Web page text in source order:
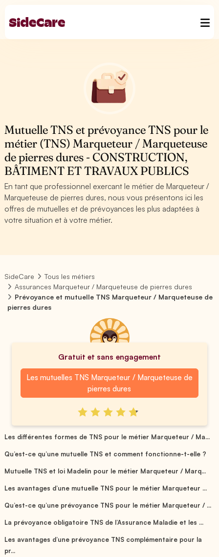
Mutuelle TNS et prévoyance TNS pour le
métier (TNS) Marqueteur / Marqueteuse
de pierres dures - CONSTRUCTION,
BÂTIMENT ET TRAVAUX PUBLICS
En tant que professionnel exercant le métier de Marqueteur /
Marqueteuse de pierres dures, nous vous présentons ici les
offres de mutuelles et de prévoyances les plus adaptées à
votre situation et à votre métier.
SideCare
Tous les métiers
Assurances Marqueteur / Marqueteuse de pierres dures
Prévoyance et mutuelle TNS Marqueteur / Marqueteuse de
pierres dures
Gratuit et sans engagement
Les mutuelles TNS Marqueteur / Marqueteuse de
pierres dures
Les différentes formes de TNS pour le métier Marqueteur / Ma...
Qu’est-ce qu’une mutuelle TNS et comment fonctionne-t-elle ?
Mutuelle TNS et loi Madelin pour le métier Marqueteur / Marq...
Les avantages d’une mutuelle TNS pour le métier Marqueteur ...
Qu’est-ce qu’une prévoyance TNS pour le métier Marqueteur / ...
La prévoyance obligatoire TNS de l’Assurance Maladie et les ...
Les avantages d’une prévoyance TNS complémentaire pour la
pr...